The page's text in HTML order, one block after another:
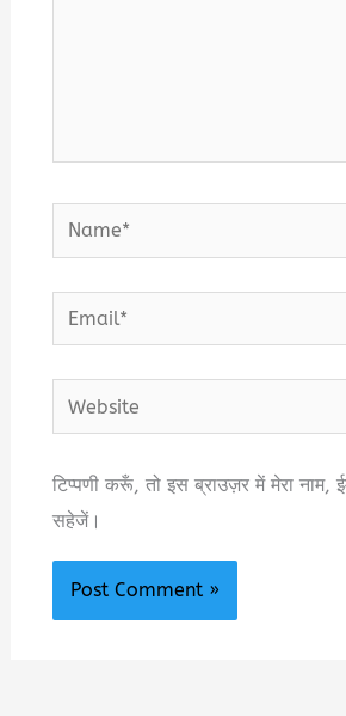
Name*
Email*
Website
टिप्पणी करूँ, तो इस ब्राउज़र में मेरा नाम,
सहेजें।